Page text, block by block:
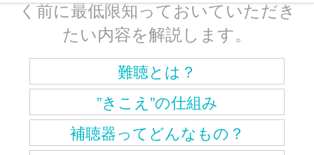
く前に最低限知っておいていただき
たい内容を解説します。
難聴とは？
”きこえ”の仕組み
補聴器ってどんなもの？